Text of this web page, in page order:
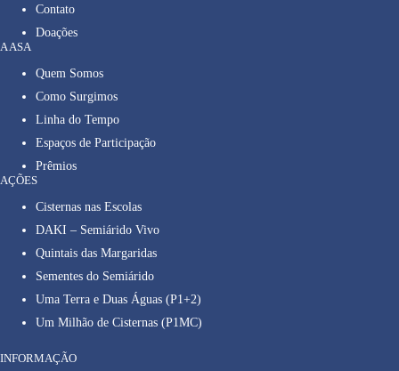
Contato
Doações
A ASA
Quem Somos
Como Surgimos
Linha do Tempo
Espaços de Participação
Prêmios
AÇÕES
Cisternas nas Escolas
DAKI – Semiárido Vivo
Quintais das Margaridas
Sementes do Semiárido
Uma Terra e Duas Águas (P1+2)
Um Milhão de Cisternas (P1MC)
INFORMAÇÃO